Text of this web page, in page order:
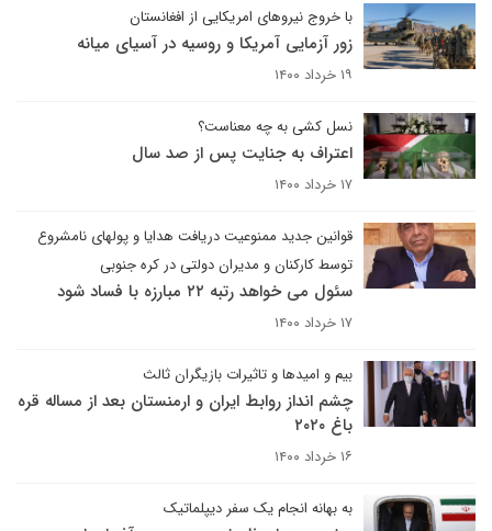
با خروج نیروهای امریکایی از افغانستان
زور آزمایی آمریکا و روسیه در آسیای میانه
۱۹ خرداد ۱۴۰۰
نسل کشی به چه معناست؟
اعتراف به جنایت پس از صد سال
۱۷ خرداد ۱۴۰۰
قوانین جدید ممنوعیت دریافت هدایا و پولهای نامشروع
توسط کارکنان و مدیران دولتی در کره جنوبی
سئول می خواهد رتبه ۲۲ مبارزه با فساد شود
۱۷ خرداد ۱۴۰۰
بیم و امیدها و تاثیرات بازیگران ثالث
چشم انداز روابط ایران و ارمنستان بعد از مساله قره
باغ ۲۰۲۰
۱۶ خرداد ۱۴۰۰
به بهانه انجام یک سفر دیپلماتیک